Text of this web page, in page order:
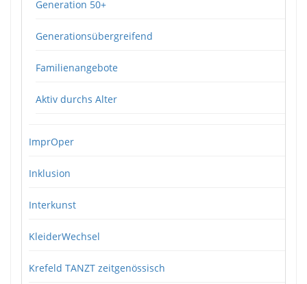
Generation 50+
Generationsübergreifend
Familienangebote
Aktiv durchs Alter
ImprOper
Inklusion
Interkunst
KleiderWechsel
Krefeld TANZT zeitgenössisch